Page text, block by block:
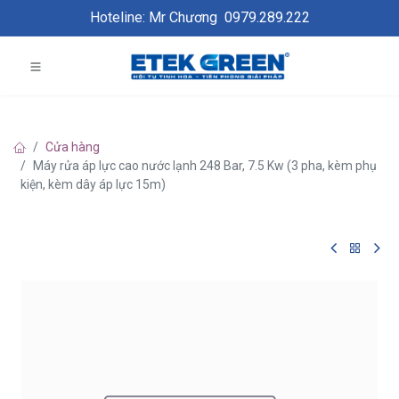
Hoteline: Mr Chương 0979.289.222
Cửa hàng
Máy rửa áp lực cao nước lạnh 248 Bar, 7.5 Kw (3 pha, kèm phụ
kiện, kèm dây áp lực 15m)